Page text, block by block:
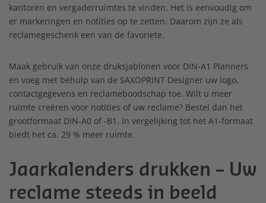
kantoren en vergaderruimtes te vinden. Het is eenvoudig om
er markeringen en notities op te zetten. Daarom zijn ze als
reclamegeschenk een van de favoriete.
Maak gebruik van onze druksjablonen voor DIN-A1 Planners
en voeg met behulp van de SAXOPRINT Designer uw logo,
contactgegevens en reclameboodschap toe. Wilt u meer
ruimte creëren voor notities of uw reclame? Bestel dan het
grootformaat DIN-A0 of -B1. In vergelijking tot het A1-formaat
biedt het ca. 29 % meer ruimte.
Jaarkalenders drukken – Uw
reclame steeds in beeld